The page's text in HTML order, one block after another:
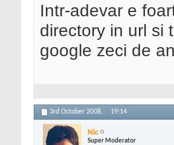
Intr-adevar e
directory in url si
google zeci de
3rd October 2008, 19:14
Nic
Super Moderator